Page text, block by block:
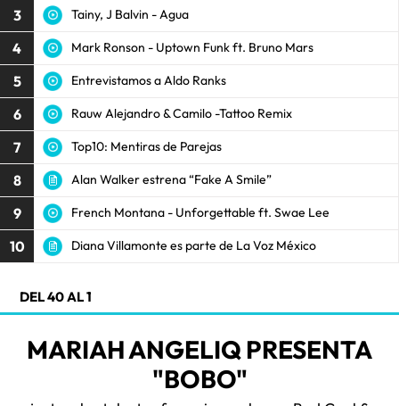
3 Tainy, J Balvin - Agua
4 Mark Ronson - Uptown Funk ft. Bruno Mars
5 Entrevistamos a Aldo Ranks
6 Rauw Alejandro & Camilo -Tattoo Remix
7 Top10: Mentiras de Parejas
8 Alan Walker estrena “Fake A Smile”
9 French Montana - Unforgettable ft. Swae Lee
10 Diana Villamonte es parte de La Voz México
DEL 40 AL 1
MARIAH ANGELIQ PRESENTA
"BOBO"